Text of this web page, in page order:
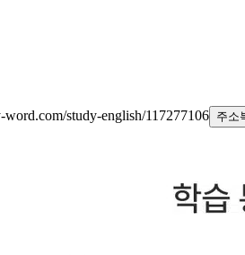
study-english/117277106 주소